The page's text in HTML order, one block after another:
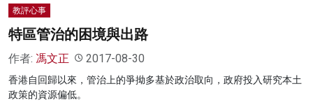
教評心事
特區管治的困境與出路
作者: 馮文正 2017-08-30
香港自回歸以來，管治上的爭拗多基於政治取向，政府投入研究本土
政策的資源偏低。